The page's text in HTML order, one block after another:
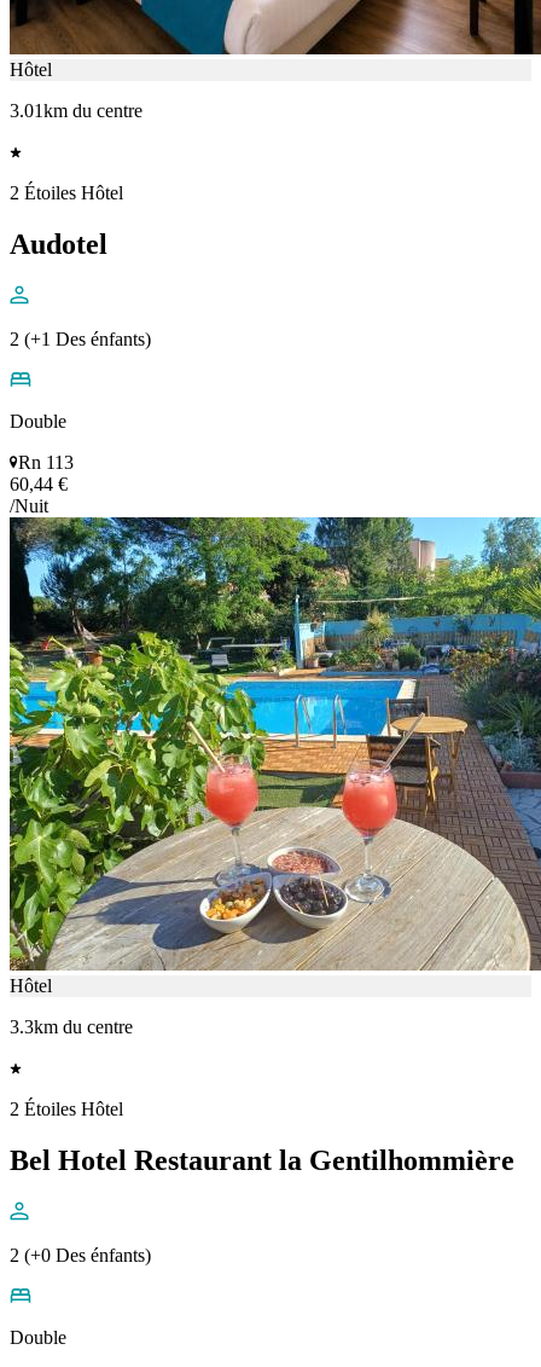
Hôtel
3.01km du centre
2 Étoiles Hôtel
Audotel
2 (+1 Des énfants)
Double
Rn 113
60,44 €
/Nuit
Hôtel
3.3km du centre
2 Étoiles Hôtel
Bel Hotel Restaurant la Gentilhommière
2 (+0 Des énfants)
Double